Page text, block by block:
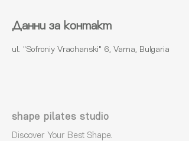
Данни за контакт
ul. "Sofroniy Vrachanski" 6, Varna, Bulgaria
shape pilates studio
Discover Your Best Shape.